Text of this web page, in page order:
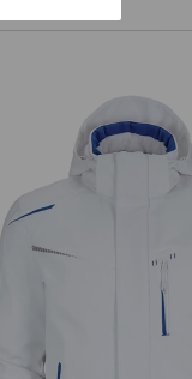
Winter Softshelljacke
2020, Herren